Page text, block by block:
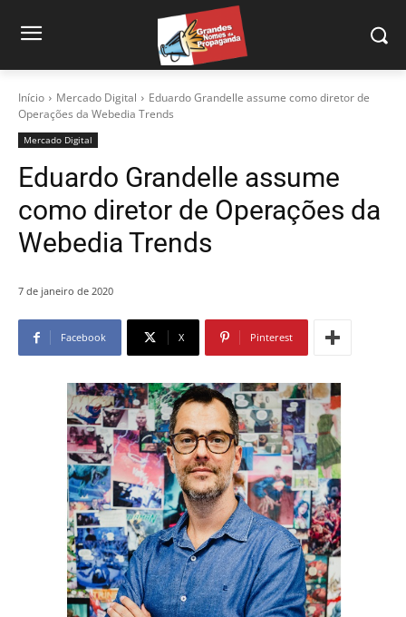
Início Mercado Digital
Eduardo Grandelle assume como diretor de
Operações da Webedia Trends
Mercado Digital
Eduardo Grandelle assume
como diretor de Operações da
Webedia Trends
7 de janeiro de 2020
Facebook X Pinterest